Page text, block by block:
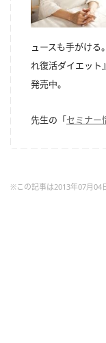
ュースも手がけ
れ復活ダイエット
発売中。
先生の「セミナー
※この記事は2013年07月04